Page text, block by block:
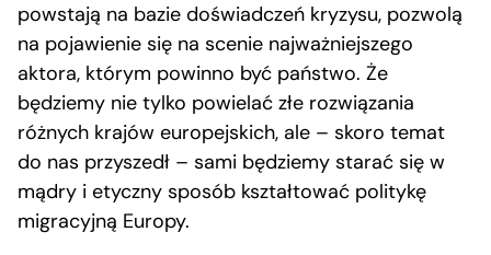
powstają na bazie doświadczeń kryzysu, pozwolą
na pojawienie się na scenie najważniejszego
aktora, którym powinno być państwo. Że
będziemy nie tylko powielać złe rozwiązania
różnych krajów europejskich, ale – skoro temat
do nas przyszedł – sami będziemy starać się w
mądry i etyczny sposób kształtować politykę
migracyjną Europy.